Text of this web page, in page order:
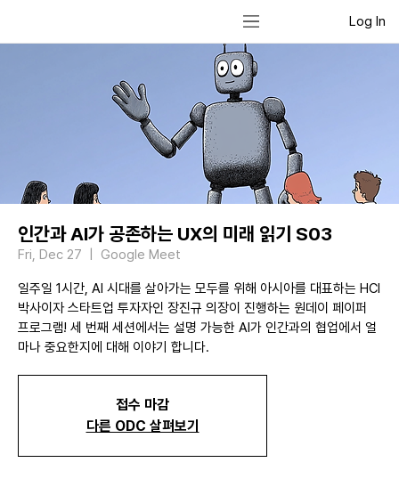
Log In
인간과 AI가 공존하는 UX의 미래 읽기 S03
Fri, Dec 27 Google Meet
일주일 1시간, AI 시대를 살아가는 모두를 위해 아시아를 대표하는 HCI
박사이자 스타트업 투자자인 장진규 의장이 진행하는 원데이 페이퍼
프로그램! 세 번째 세션에서는 설명 가능한 AI가 인간과의 협업에서 얼
마나 중요한지에 대해 이야기 합니다.
접수 마감
다른 ODC 살펴보기